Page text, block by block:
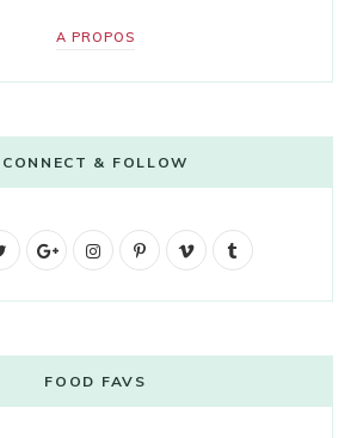
A PROPOS
CONNECT & FOLLOW
t
G
g
l
I
t
a
P
e
V
o
l
FOOD FAVS